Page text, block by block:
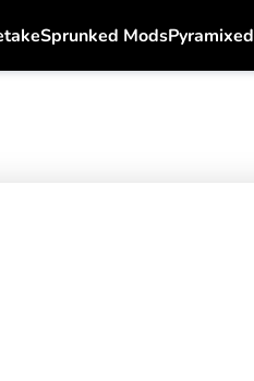
Sprunked ModsPyramixed